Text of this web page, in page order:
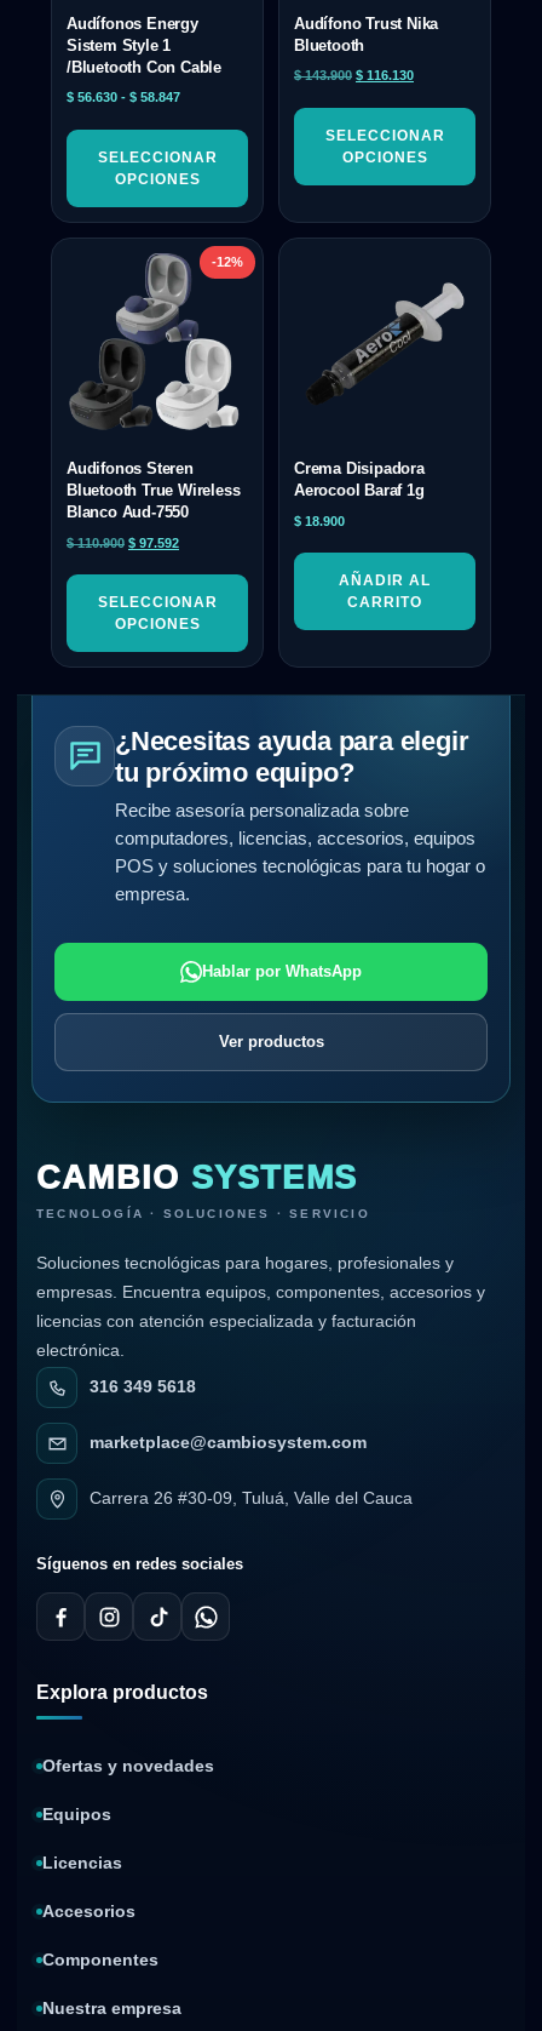
Audífonos Energy
Sistem Style 1
/Bluetooth Con Cable
$ 56.630 - $ 58.847
SELECCIONAR
OPCIONES
Audífono Trust Nika
Bluetooth
$143.900 $ 116.130
SELECCIONAR
OPCIONES
-12%
Audifonos Steren
Bluetooth True Wireless
Blanco Aud-7550
$110.900 $ 97.592
SELECCIONAR
OPCIONES
Crema Disipadora
Aerocool Baraf 1g
$ 18.900
AÑADIR AL
CARRITO
¿Necesitas ayuda para elegir
tu próximo equipo?
Recibe asesoría personalizada sobre
computadores, licencias, accesorios, equipos
POS y soluciones tecnológicas para tu hogar o
empresa.
Hablar por WhatsApp
Ver productos
CAMBIO SYSTEMS
TECNOLOGÍA · SOLUCIONES · SERVICIO
Soluciones tecnológicas para hogares, profesionales y
empresas. Encuentra equipos, componentes, accesorios y
licencias con atención especializada y facturación
electrónica.
316 349 5618
marketplace@cambiosystem.com
Carrera 26 #30-09, Tuluá, Valle del Cauca
Síguenos en redes sociales
Explora productos
Ofertas y novedades
Equipos
Licencias
Accesorios
Componentes
Nuestra empresa